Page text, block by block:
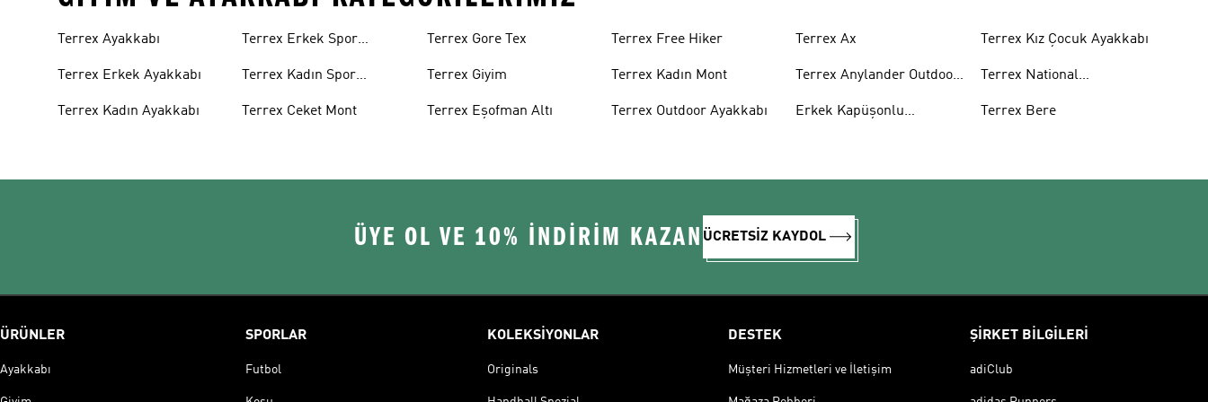
Terrex Ayakkabı
Terrex Erkek Ayakkabı
Terrex Kadın Ayakkabı
Terrex Erkek Spor
Terrex Kadın Spor
Terrex Ceket Mont
Terrex Gore Tex
Terrex Giyim
Terrex Eşofman Altı
Terrex Free Hiker
Terrex Kadın Mont
Terrex Outdoor Ayakkabı
Terrex Ax
Terrex Anylander Outdoor
Erkek Kapüşonlu
Terrex Kız Çocuk Ayakkabı
Terrex National
Terrex Bere
ÜYE OL VE 10% İNDİRİM KAZAN ÜCRETSİZ KAYDOL
ÜRÜNLER
Ayakkabı
SPORLAR
Futbol
KOLEKSİYONLAR
Originals
DESTEK
Müşteri Hizmetleri ve İletişim
ŞİRKET BİLGİLERİ
adiClub